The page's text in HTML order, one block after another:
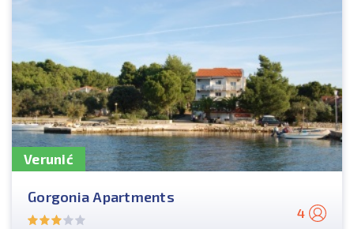
Verunić
Gorgonia Apartments
4